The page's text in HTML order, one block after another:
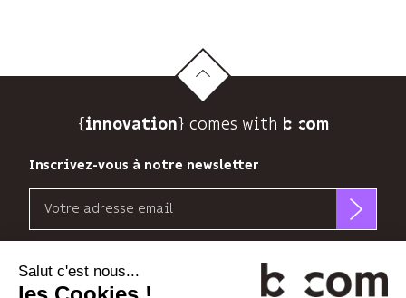
{innovation} comes with b>
Inscrivez-vous à notre newsletter
b<>com
votre
Découvrez nos nouvelles dimensions